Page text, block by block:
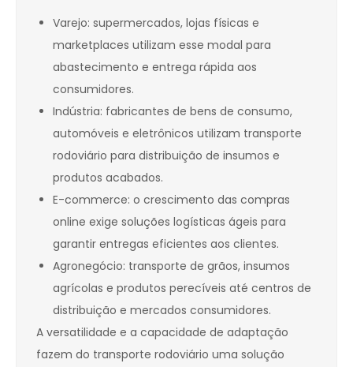
Varejo: supermercados, lojas físicas e
marketplaces utilizam esse modal para
abastecimento e entrega rápida aos
consumidores.
Indústria: fabricantes de bens de consumo,
automóveis e eletrônicos utilizam transporte
rodoviário para distribuição de insumos e
produtos acabados.
E-commerce: o crescimento das compras
online exige soluções logísticas ágeis para
garantir entregas eficientes aos clientes.
Agronegócio: transporte de grãos, insumos
agrícolas e produtos perecíveis até centros de
distribuição e mercados consumidores.
A versatilidade e a capacidade de adaptação
fazem do transporte rodoviário uma solução